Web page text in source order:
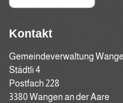
Kontakt
Gemeindeverwaltung
Städtli 4
Postfach 228
3380 Wangen an der Aare